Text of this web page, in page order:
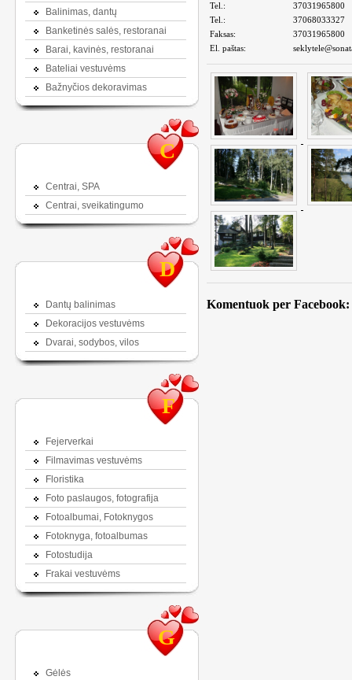
Balinimas, dantų
Banketinės salės, restoranai
Barai, kavinės, restoranai
Bateliai vestuvėms
Bažnyčios dekoravimas
C
Centrai, SPA
Centrai, sveikatingumo
D
Dantų balinimas
Dekoracijos vestuvėms
Dvarai, sodybos, vilos
F
Fejerverkai
Filmavimas vestuvėms
Floristika
Foto paslaugos, fotografija
Fotoalbumai, Fotoknygos
Fotoknyga, fotoalbumas
Fotostudija
Frakai vestuvėms
G
Gėlės
Tel.:
37031965800
Tel.:
37068033327
Faksas:
37031965800
El. paštas:
Komentuok per Facebook: